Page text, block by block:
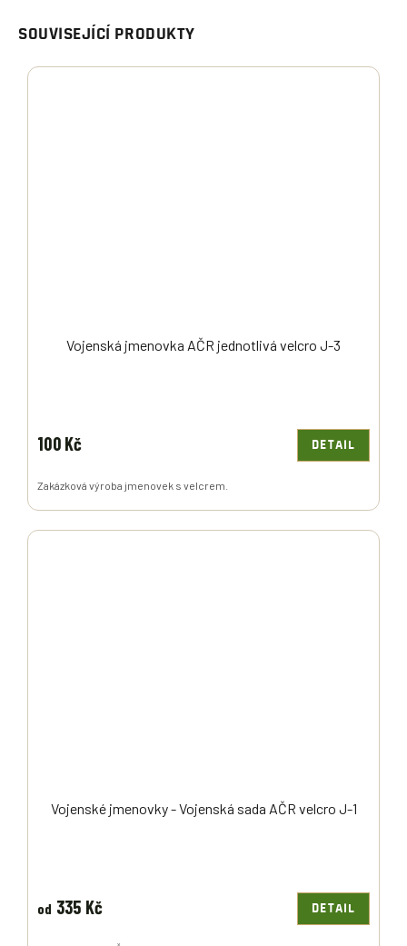
SOUVISEJÍCÍ PRODUKTY
Vojenská jmenovka AČR jednotlivá velcro J-3
100 Kč DETAIL
Zakázková výroba jmenovek s velcrem.
Vojenské jmenovky - Vojenská sada AČR velcro J-1
od 335 Kč DETAIL